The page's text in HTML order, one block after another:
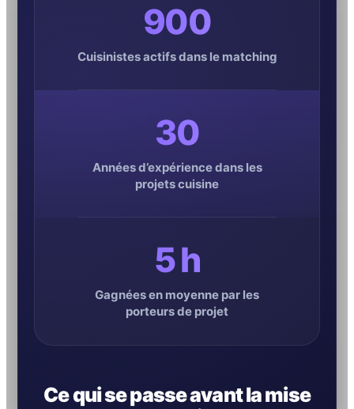
900
Cuisinistes actifs dans le matching
30
Années d’expérience dans les
projets cuisine
5 h
Gagnées en moyenne par les
porteurs de projet
Ce qui se passe avant la mise